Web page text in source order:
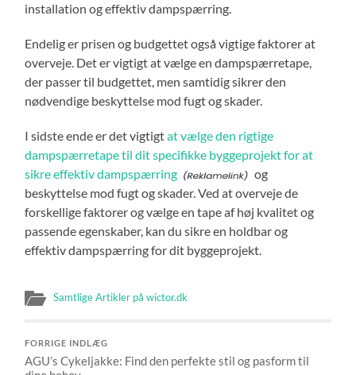
installation og effektiv dampspærring.
Endelig er prisen og budgettet også vigtige faktorer at
overveje. Det er vigtigt at vælge en dampspærretape,
der passer til budgettet, men samtidig sikrer den
nødvendige beskyttelse mod fugt og skader.
I sidste ende er det vigtigtat vælge den rigtige
dampspærretape til dit specifikke byggeprojekt for at
sikre effektiv dampspærring
og
beskyttelse mod fugt og skader. Ved at overveje de
forskellige faktorer og vælge en tape af høj kvalitet og
passende egenskaber, kan du sikre en holdbar og
effektiv dampspærring for dit byggeprojekt.
Samtlige Artikler på wictor.dk
FORRIGE INDLÆG
AGU’s Cykeljakke: Find den perfekte stil og pasform til